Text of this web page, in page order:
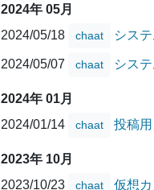
2024年 05月
2024/05/18
chaat シス
2024/05/07 chaat シス
2024年 01月
2024/01/14
chaat 投稿
2023年 10月
2023/10/23
chaat 仮想